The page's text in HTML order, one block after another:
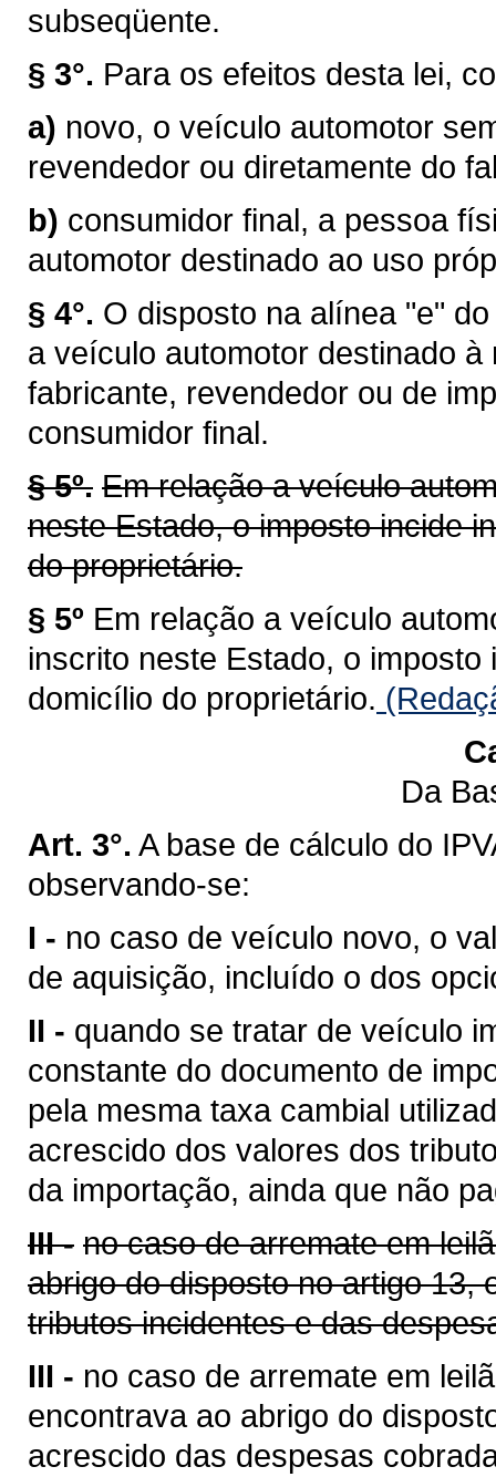
subseqüente.
§ 3°. Para os efeitos desta lei,
a) novo, o veículo automotor
revendedor ou diretamente do
b) consumidor final, a pessoa
automotor destinado ao uso
§ 4°. O disposto na alínea "e"
a veículo automotor destinado
fabricante, revendedor ou de
consumidor final.
§ 5º. Em relação a veículo
neste Estado, o imposto incide
do proprietário.
§ 5º Em relação a veículo
inscrito neste Estado, o
domicílio do proprietário.
Da
Art. 3°. A base de cálculo do
observando-se:
I - no caso de veículo novo, o
de aquisição, incluído o dos
II - quando se tratar de veículo
constante do documento de
pela mesma taxa cambial
acrescido dos valores dos
da importação, ainda que não
III - no caso de arremate em
abrigo do disposto no artigo 13,
tributos incidentes e das
III - no caso de arremate em
encontrava ao abrigo do
acrescido das despesas